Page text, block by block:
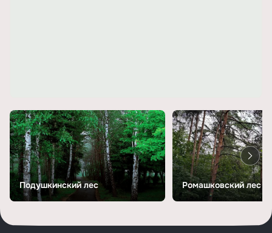
Подушкинский лес Ромашковский лес